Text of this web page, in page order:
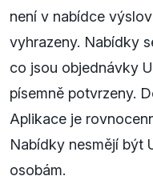
není v nabídce
vyhrazeny. Nabídky
co jsou objednávky
písemně potvrzeny.
Aplikace je
Nabídky nesmějí být
osobám.